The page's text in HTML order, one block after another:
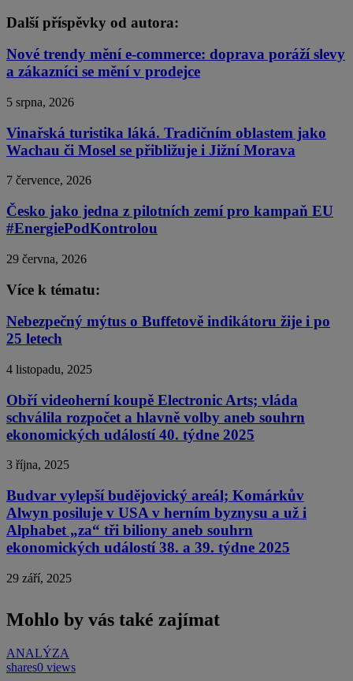
Další příspěvky od autora:
Nové trendy mění e-commerce: doprava poráží slevy
a zákazníci se mění v prodejce
5 srpna, 2026
Vinařská turistika láká. Tradičním oblastem jako
Wachau či Mosel se přibližuje i Jižní Morava
7 července, 2026
Česko jako jedna z pilotních zemí pro kampaň EU
#EnergiePodKontrolou
29 června, 2026
Více k tématu:
Nebezpečný mýtus o Buffetově indikátoru žije i po
25 letech
4 listopadu, 2025
Obří videoherní koupě Electronic Arts; vláda
schválila rozpočet a hlavně volby aneb souhrn
ekonomických událostí 40. týdne 2025
3 října, 2025
Budvar vylepší budějovický areál; Komárkův
Alwyn posiluje v USA v herním byznysu a už i
Alphabet „za“ tři biliony aneb souhrn
ekonomických událostí 38. a 39. týdne 2025
29 září, 2025
Mohlo by vás také zajímat
ANALÝZA
shares0 views